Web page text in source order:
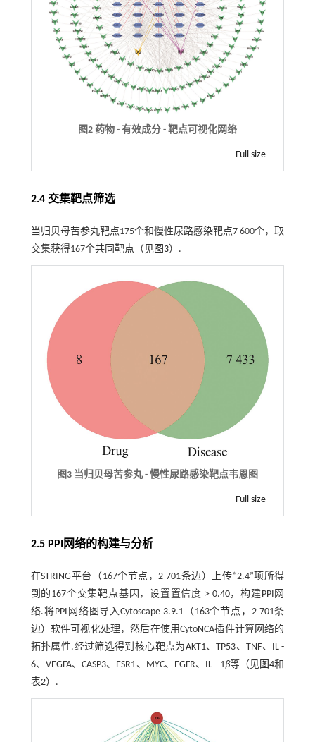
图2 药物 - 有效成分 - 靶点可视化网络
Full size
2.4 交集靶点筛选
当归贝母苦参丸靶点175个和慢性尿路感染靶点7 600个，取
交集获得167个共同靶点（见图3）.
图3 当归贝母苦参丸 - 慢性尿路感染靶点韦恩图
Full size
2.5 PPI网络的构建与分析
在STRING平台（167个节点，2 701条边）上传“2.4”项所得
到的167个交集靶点基因，设置置信度 > 0.40，构建PPI网
络.将PPI网络图导入Cytoscape 3.9.1（163个节点，2 701条
边）软件可视化处理，然后在使用CytoNCA插件计算网络的
拓扑属性.经过筛选得到核心靶点为AKT1、TP53、TNF、IL -
6、VEGFA、CASP3、ESR1、MYC、EGFR、IL - 1β等（见图4和
表2）.